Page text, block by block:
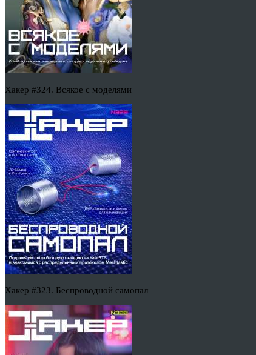
Хакер #324. Всякое с моделями
Хакер #323. Беспроводной самопал